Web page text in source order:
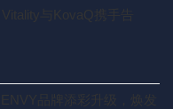
与KovaQ携手告
品牌添彩升级，焕发